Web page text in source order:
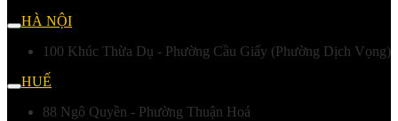
HÀ NỘI
100 Khúc Thừa Dụ - Phường Cầu Giấy (Phường Dịch Vọng)
HUẾ
88 Ngô Quyền - Phường Thuận Hoá